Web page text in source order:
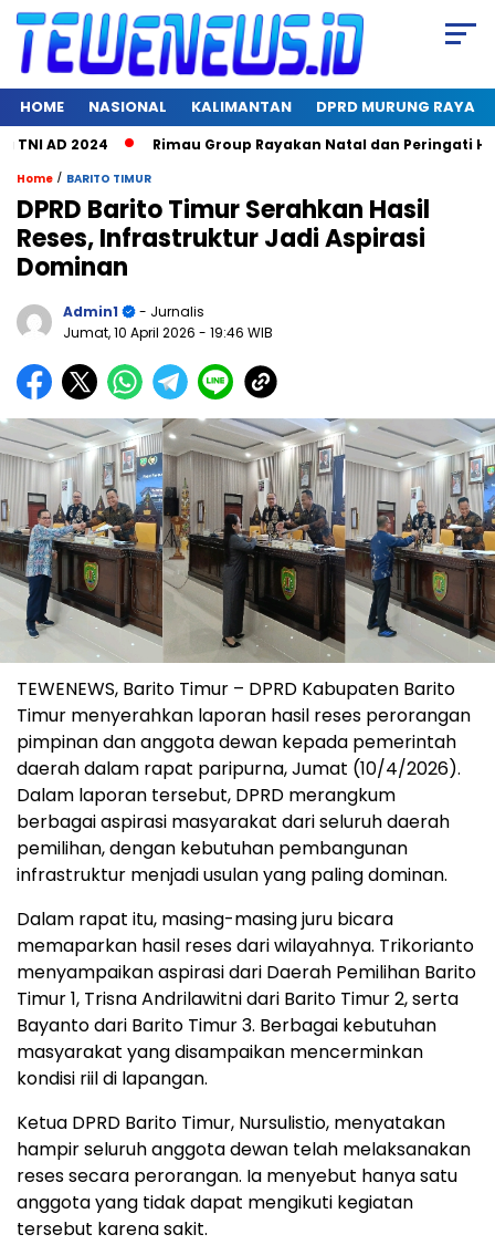
HOME NASIONAL KALIMANTAN DPRD MURUNG RAYA
AD 2024 Rimau Group Rayakan Natal dan Peringati Hari
Home / BARITO TIMUR
DPRD Barito Timur Serahkan Hasil
Reses, Infrastruktur Jadi Aspirasi
Dominan
Admin1
- Jurnalis
Jumat, 10 April 2026 - 19:46 WIB
TEWENEWS, Barito Timur – DPRD Kabupaten Barito
Timur menyerahkan laporan hasil reses perorangan
pimpinan dan anggota dewan kepada pemerintah
daerah dalam rapat paripurna, Jumat (10/4/2026).
Dalam laporan tersebut, DPRD merangkum
berbagai aspirasi masyarakat dari seluruh daerah
pemilihan, dengan kebutuhan pembangunan
infrastruktur menjadi usulan yang paling dominan.
Dalam rapat itu, masing-masing juru bicara
memaparkan hasil reses dari wilayahnya. Trikorianto
menyampaikan aspirasi dari Daerah Pemilihan Barito
Timur 1, Trisna Andrilawitni dari Barito Timur 2, serta
Bayanto dari Barito Timur 3. Berbagai kebutuhan
masyarakat yang disampaikan mencerminkan
kondisi riil di lapangan.
Ketua DPRD Barito Timur, Nursulistio, menyatakan
hampir seluruh anggota dewan telah melaksanakan
reses secara perorangan. Ia menyebut hanya satu
anggota yang tidak dapat mengikuti kegiatan
tersebut karena sakit.